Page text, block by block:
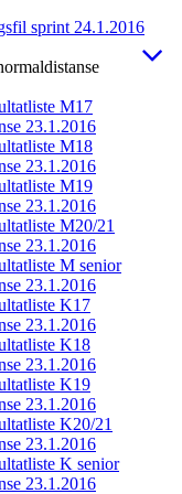
sprint 24.1.2016
M17
23.1.2016
M18
23.1.2016
M19
23.1.2016
M20/21
23.1.2016
M senior
23.1.2016
K17
23.1.2016
K18
23.1.2016
K19
23.1.2016
K20/21
23.1.2016
K senior
23.1.2016